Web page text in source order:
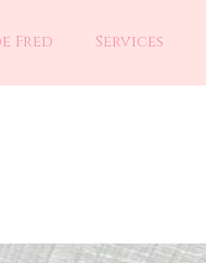
Fred Services